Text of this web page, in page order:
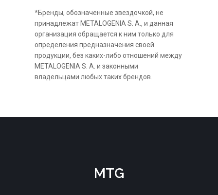
*Бренды, обозначенные звездочкой, не
принадлежат METALOGENIA S. A., и данная
организация обращается к ним только для
определения предназначения своей
продукции, без каких-либо отношений между
METALOGENIA S. A. и законными
владельцами любых таких брендов.
MTG